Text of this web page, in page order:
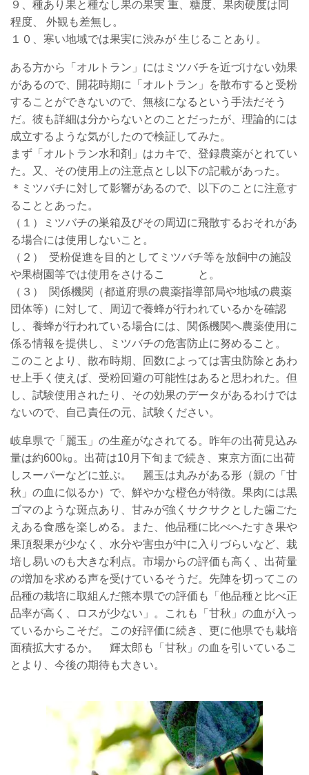
９、種あり果と種なし果の果実 重、糖度、果肉硬度は同
程度、 外観も差無し。
１０、寒い地域では果実に渋みが 生じることあり。
ある方から「オルトラン」にはミツバチを近づけない効果
があるので、開花時期に「オルトラン」を散布すると受粉
することができないので、無核になるという手法だそう
だ。彼も詳細は分からないとのことだったが、理論的には
成立するような気がしたので検証してみた。
まず「オルトラン水和剤」はカキで、登録農薬がとれてい
た。又、その使用上の注意点とし以下の記載があった。
＊ミツバチに対して影響があるので、以下のことに注意す
ることとあった。
（１）ミツバチの巣箱及びその周辺に飛散するおそれがあ
る場合には使用しないこと。
（２） 受粉促進を目的としてミツバチ等を放飼中の施設
や果樹園等では使用をさけるこ と。
（３） 関係機関（都道府県の農薬指導部局や地域の農薬
団体等）に対して、周辺で養蜂が行われているかを確認
し、養蜂が行われている場合には、関係機関へ農薬使用に
係る情報を提供し、ミツバチの危害防止に努めること。
このことより、散布時期、回数によっては害虫防除とあわ
せ上手く使えば、受粉回避の可能性はあると思われた。但
し、試験使用されたり、その効果のデータがあるわけでは
ないので、自己責任の元、試験ください。
岐阜県で「麗玉」の生産がなされてる。昨年の出荷見込み
量は約600㎏。出荷は10月下旬まで続き、東京方面に出荷
しスーパーなどに並ぶ。 麗玉は丸みがある形（親の「甘
秋」の血に似るか）で、鮮やかな橙色が特徴。果肉には黒
ゴマのような斑点あり、甘みが強くサクサクとした歯ごた
えある食感を楽しめる。また、他品種に比べへたすき果や
果頂裂果が少なく、水分や害虫が中に入りづらいなど、栽
培し易いのも大きな利点。市場からの評価も高く、出荷量
の増加を求める声を受けているそうだ。 先陣を切ってこの
品種の栽培に取組んだ熊本県での評価も「他品種と比べ正
品率が高く、ロスが少ない」。これも「甘秋」の血が入っ
ているからこそだ。この好評価に続き、更に他県でも栽培
面積拡大するか。 輝太郎も「甘秋」の血を引いているこ
とより、今後の期待も大きい。